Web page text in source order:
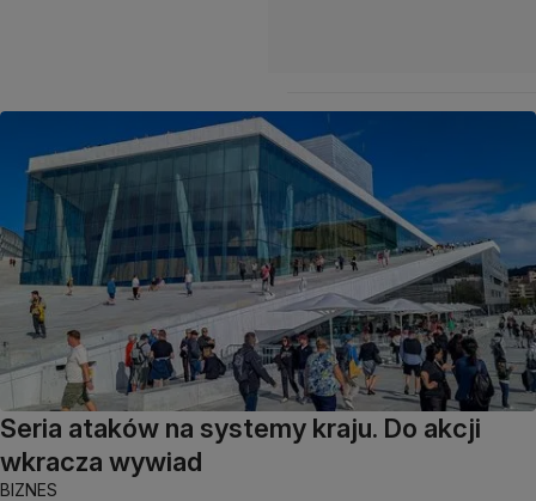
Seria ataków na systemy kraju. Do akcji
wkracza wywiad
BIZNES